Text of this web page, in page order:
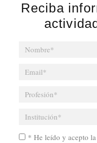
Reciba
* He leído y acepto la